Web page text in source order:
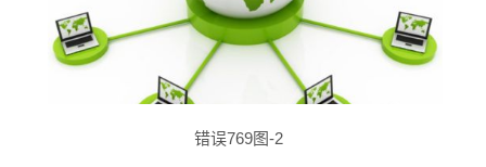
错误769图-2